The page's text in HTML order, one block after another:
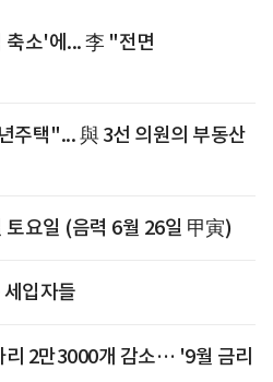
축소'에... 李 "전면
주택"... 與 3선 의원의 부동산
요일 (음력 6월 26일 甲寅)
입자들
리 2만3000개 감소… '9월 금리